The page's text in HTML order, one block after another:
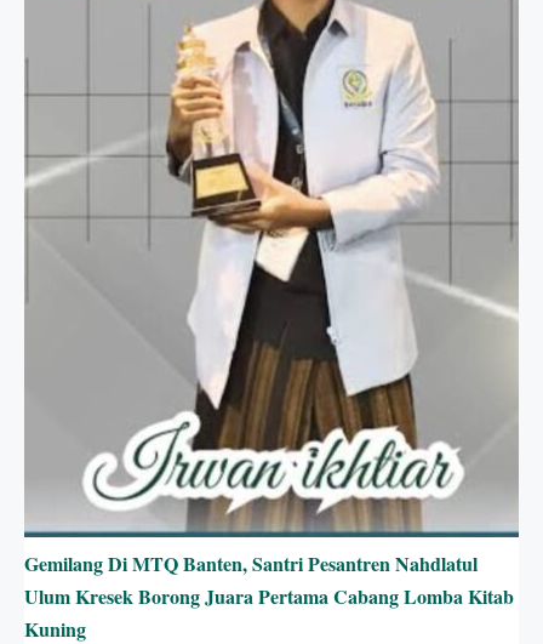
Gemilang Di MTQ Banten, Santri Pesantren Nahdlatul
Ulum Kresek Borong Juara Pertama Cabang Lomba Kitab
Kuning